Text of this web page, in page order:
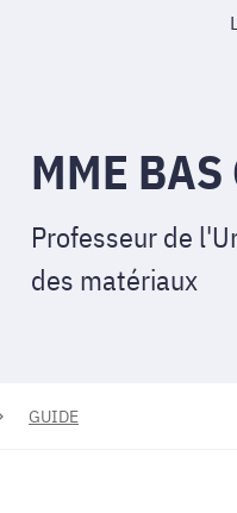
MME
Professeur de
des matériaux
GUIDE